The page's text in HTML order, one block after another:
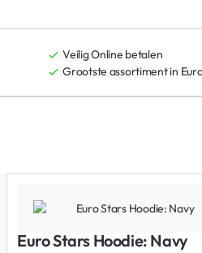
Veilig Online betalen
Grootste assortiment in
Euro Stars Hoodie: Navy